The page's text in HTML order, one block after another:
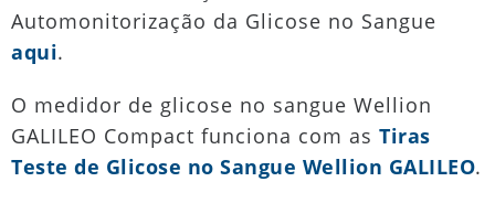
Automonitorização da Glicose no Sangue
aqui.
O medidor de glicose no sangue Wellion
GALILEO Compact funciona com as Tiras
Teste de Glicose no Sangue Wellion GALILEO.